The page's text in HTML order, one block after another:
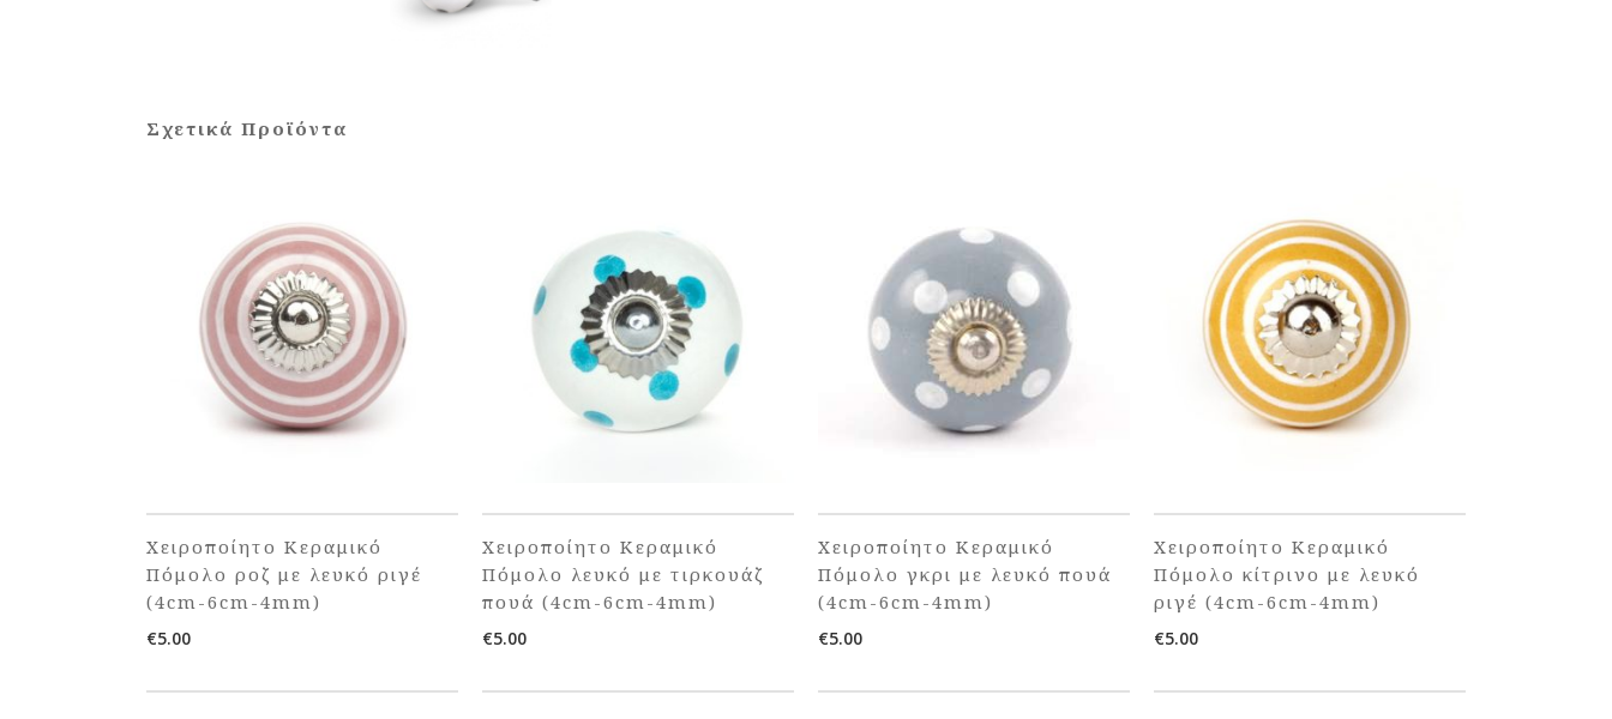
Σχετικά Προϊόντα
Χειροποίητο Κεραμικό
Πόμολο ροζ με λευκό ριγέ
(4cm-6cm-4mm)
€5.00
Χειροποίητο Κεραμικό
Πόμολο λευκό με τιρκουάζ
πουά (4cm-6cm-4mm)
€5.00
Χειροποίητο Κεραμικό
Πόμολο γκρι με λευκό πουά
(4cm-6cm-4mm)
€5.00
Χειροποίητο Κεραμικό
Πόμολο κίτρινο με λευκό
ριγέ (4cm-6cm-4mm)
€5.00